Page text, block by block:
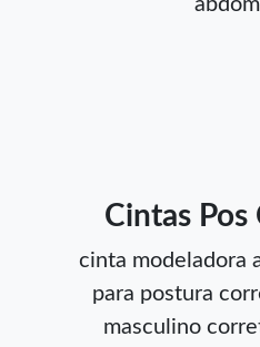
Cintas Pos
cinta modeladora
para postura
masculino